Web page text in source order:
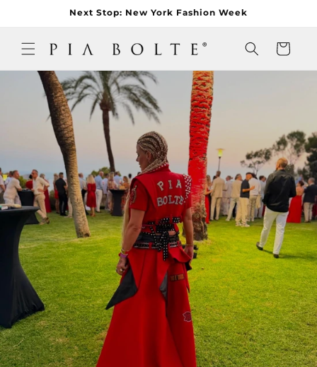
Next Stop: New York Fashion Week
PIA BOLTE® COUTURE Warenkorb